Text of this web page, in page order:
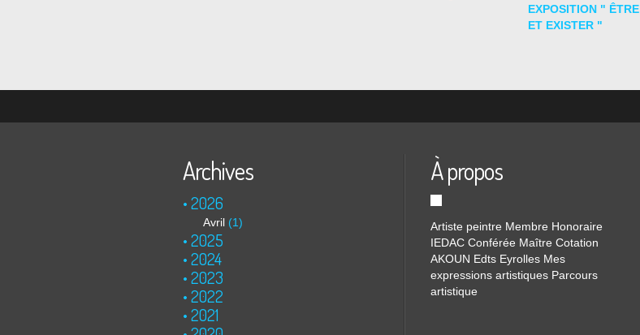
EXPOSITION " ÊTRE
ET EXISTER "
Archives
2026
Avril (1)
2025
2024
2023
2022
2021
À propos
Artiste peintre Membre Honoraire
IEDAC Conférée Maître Cotation
AKOUN Edts Eyrolles Mes
expressions artistiques Parcours
artistique